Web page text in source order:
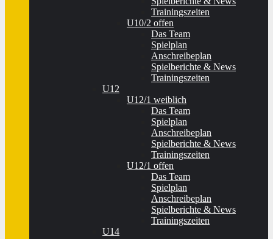
Trainingszeiten
U10/2 offen
Das Team
Spielplan
Anschreibeplan
Spielberichte & News
Trainingszeiten
U12
U12/1 weiblich
Das Team
Spielplan
Anschreibeplan
Spielberichte & News
Trainingszeiten
U12/1 offen
Das Team
Spielplan
Anschreibeplan
Spielberichte & News
Trainingszeiten
U14